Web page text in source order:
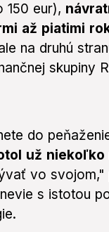
150 eur),
až piatimi
na druhú
skupiny
do
už niekoľko
vo
s istotou